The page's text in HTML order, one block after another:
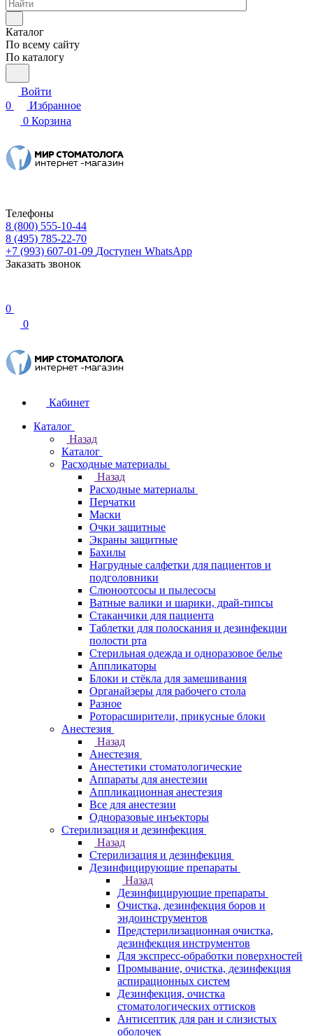
Каталог
По всему сайту
По каталогу
Войти
0
Избранное
0 Корзина
Телефоны
8 (800) 555-10-44
8 (495) 785-22-70
+7 (993) 607-01-09 Доступен WhatsApp
Заказать звонок
0
0
Кабинет
Каталог
Назад
Каталог
Расходные материалы
Назад
Расходные материалы
Перчатки
Маски
Очки защитные
Экраны защитные
Бахилы
Нагрудные салфетки для пациентов и
подголовники
Слюноотсосы и пылесосы
Ватные валики и шарики, драй-типсы
Стаканчики для пациента
Таблетки для полоскания и дезинфекции
полости рта
Стерильная одежда и одноразовое белье
Аппликаторы
Блоки и стёкла для замешивания
Органайзеры для рабочего стола
Разное
Роторасширители, прикусные блоки
Анестезия
Назад
Анестезия
Анестетики стоматологические
Аппараты для анестезии
Аппликационная анестезия
Все для анестезии
Одноразовые инъекторы
Стерилизация и дезинфекция
Назад
Стерилизация и дезинфекция
Дезинфицирующие препараты
Назад
Дезинфицирующие препараты
Очистка, дезинфекция боров и
эндоинструментов
Предстерилизационная очистка,
дезинфекция инструментов
Для экспресс-обработки поверхностей
Промывание, очистка, дезинфекция
аспирационных систем
Дезинфекция, очистка
стоматологических оттисков
Антисептик для ран и слизистых
оболочек